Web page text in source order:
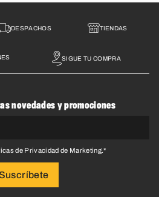
DESPACHOS TIENDAS
SIGUE TU COMPRA
novedades y promociones
de Privacidad de Marketing.*